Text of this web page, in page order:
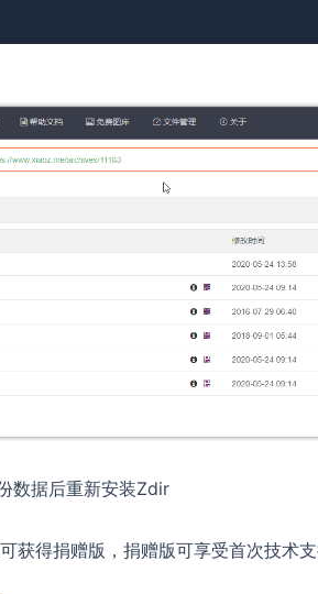
数据后重新安装Zdir
获得捐赠版，捐赠版可享受首次技术